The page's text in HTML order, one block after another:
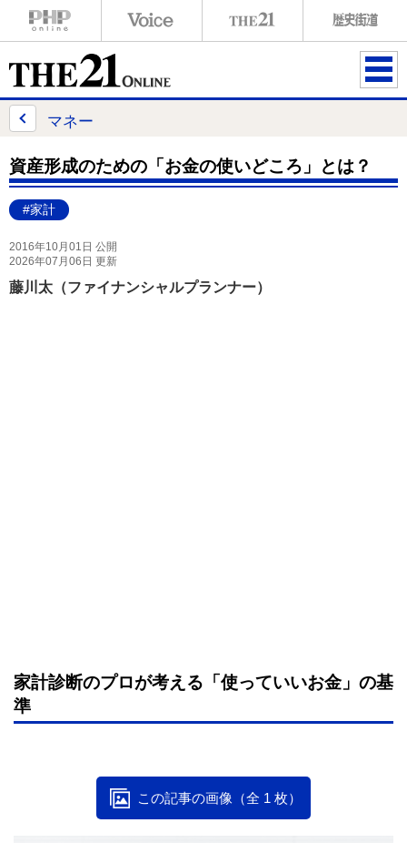
ME
マネー
資産形成のための「お金の使いどころ」とは？
#家計
2016年10月01日 公開
2026年07月06日 更新
藤川太（ファイナンシャルプランナー）
家計診断のプロが考える「使っていいお金」の基
準
この記事の画像（全 1 枚）